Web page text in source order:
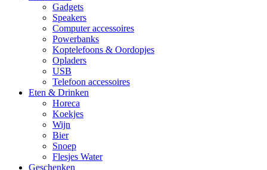
Gadgets
Speakers
Computer accessoires
Powerbanks
Koptelefoons & Oordopjes
Opladers
USB
Telefoon accessoires
Eten & Drinken
Horeca
Koekjes
Wijn
Bier
Snoep
Flesjes Water
Geschenken